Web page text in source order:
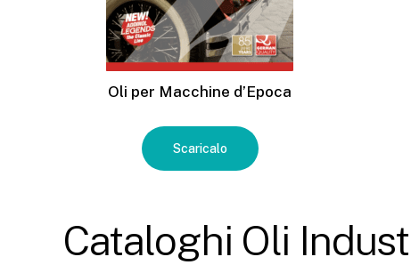
Oli per Macchine d’Epoca
Scaricalo
Cataloghi Oli